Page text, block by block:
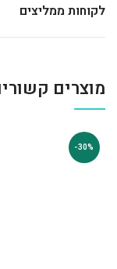
לקוחות ממליצים
מוצרים
-30%